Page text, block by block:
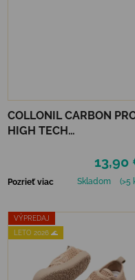
COLLONIL CARBON
HIGH TECH
13,90
Pozrieť viac Skladom (>5
VÝPREDAJ
LETO 2026 🌊